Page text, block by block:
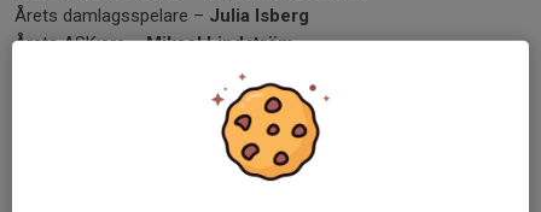
Årets damlagsspelare – Julia Isberg
Årets ASK:are –Mikael Lindström
Därmed är säsongen 2026/2027 officiellt invigd!